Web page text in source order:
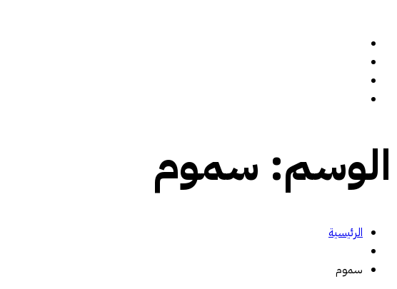
الوسم: سموم
الرئيسية
سموم